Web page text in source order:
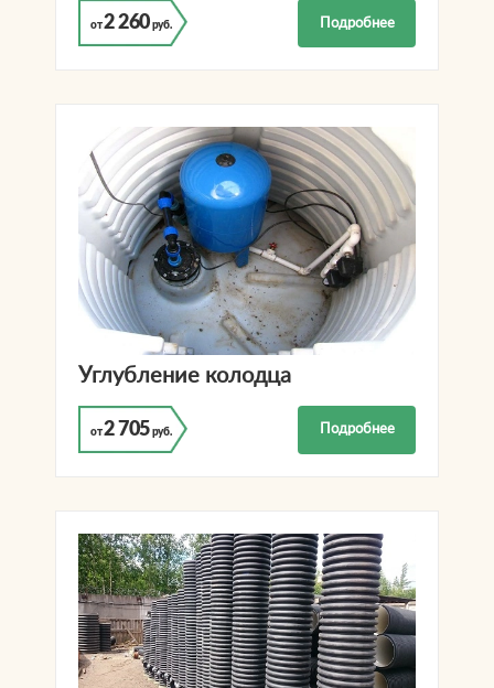
от2 260 руб. Подробнее
Углубление колодца
от2 705 руб. Подробнее